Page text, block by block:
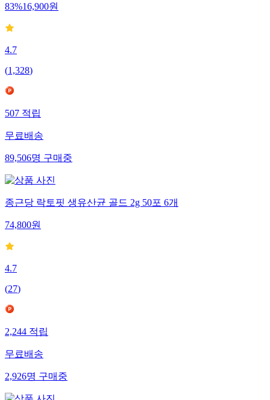
83%16,900원
4.7
(1,328)
507 적립
무료배송
89,506명 구매중
종근당 락토핏 생유산균 골드 2g 50포 6개
74,800원
4.7
(27)
2,244 적립
무료배송
2,926명 구매중